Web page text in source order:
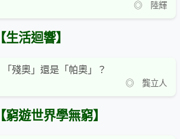
◎ 陸輝
【生活迴響】
「殘奧」還是「帕奧」？
◎ 龔立人
【窮遊世界學無窮】